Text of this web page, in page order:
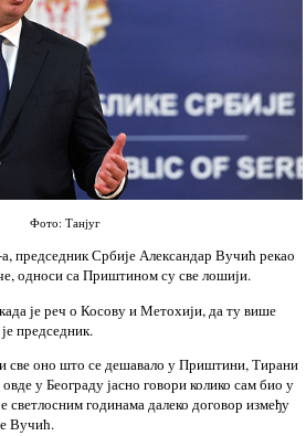
Фото: Танјуг
председник Србије Александар Вучић рекао
односи са Приштином су све лошији.
је реч о Косову и Метохији, да ту више
председник.
све оно што се дешавало у Приштини, Тирани
у Београду јасно говори колико сам био у
светлосним годинама далеко договор између
Вучић.